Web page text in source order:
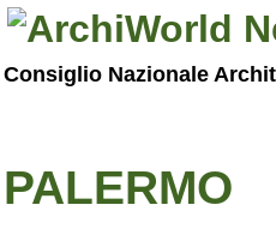
Consiglio Nazionale
PALERMO